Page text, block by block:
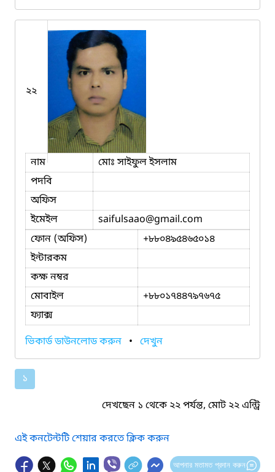
২২
নাম
মোঃ সাইফুল ইসলাম
পদবি
অফিস
ইমেইল
saifulsaao@gmail.com
ফোন (অফিস)
+৮৮০৪৯৫৪৬৫০১৪
ইন্টারকম
কক্ষ নম্বর
মোবাইল
+৮৮০১৭৪৪৭৯৭৬৭৫
ফ্যাক্স
ভিকার্ড ডাউনলোড করুন • দেখুন
১
দেখছেন ১ থেকে ২২ পর্যন্ত, মোট ২২ এন্ট্রি
এই কনটেন্টটি শেয়ার করতে ক্লিক করুন
আপনার মতামত প্রদান করুন